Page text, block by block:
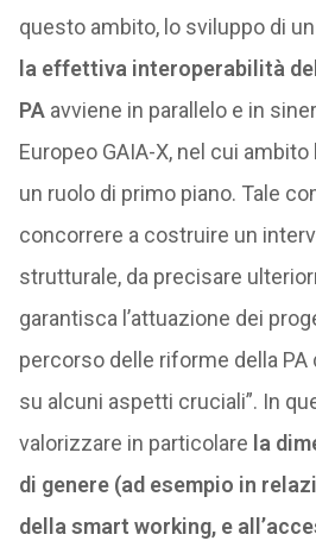
questo ambito, lo sviluppo di un
la effettiva interoperabilità
PAavviene in parallelo e in
Europeo GAIA-X, nel cui ambito
un ruolo di primo piano. Tale
concorrere a costruire un
strutturale, da precisare
garantisca l’attuazione dei
percorso delle riforme della
su alcuni aspetti cruciali”. In
valorizzare in particolare la
di genere (ad esempio in
della smart working, e